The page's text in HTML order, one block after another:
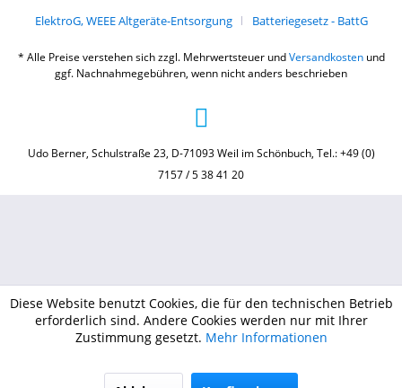
ElektroG, WEEE Altgeräte-Entsorgung
Batteriegesetz - BattG
* Alle Preise verstehen sich zzgl. Mehrwertsteuer undVersandkostenund
ggf. Nachnahmegebühren, wenn nicht anders beschrieben
Udo Berner, Schulstraße 23, D-71093 Weil im Schönbuch, Tel.: +49 (0)
7157 / 5 38 41 20
Diese Website benutzt Cookies, die für den technischen Betrieb
erforderlich sind. Andere Cookies werden nur mit Ihrer
Zustimmung gesetzt. Mehr Informationen